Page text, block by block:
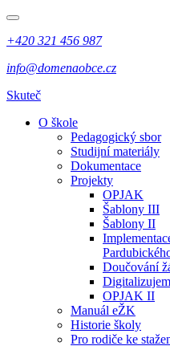
+420 321 456 987
info@domenaobce.cz
Skuteč
O škole
Pedagogický sbor
Studijní materiály
Dokumentace
Projekty
OPJAK
Šablony III
Šablony II
Doučování
OPJAK II
Manuál eŽK
Historie školy
Pro rodiče ke